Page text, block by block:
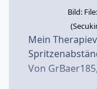
Bild:
Mein
Von